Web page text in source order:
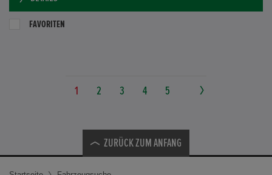
FAVORITEN
1 2 3 4 5
ZURÜCK ZUM ANFANG